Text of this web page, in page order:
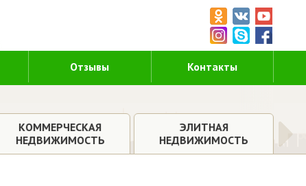
Отзывы Контакты
КОММЕРЧЕСКАЯ
НЕДВИЖИМОСТЬ
ЭЛИТНАЯ
НЕДВИЖИМОСТЬ